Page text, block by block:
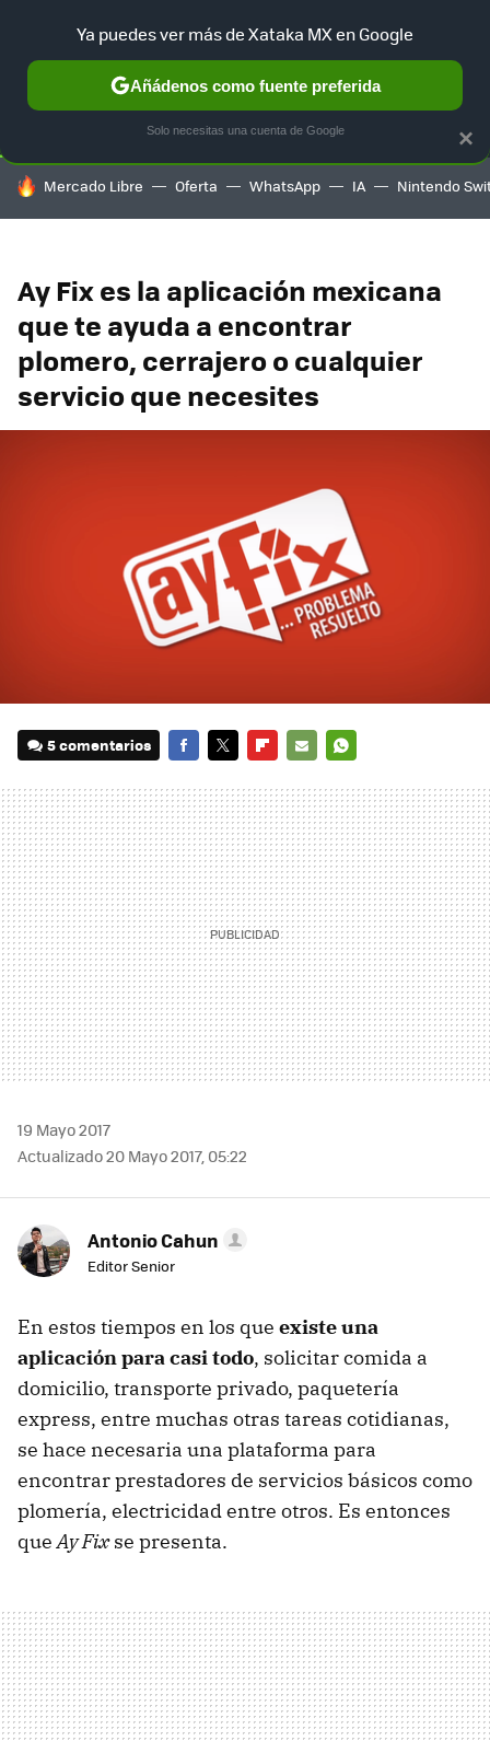
SELECCIÓN GAMING HOME AUTO TERRITORIO
HOY SE HABLA DE
Mercado Libre Oferta WhatsApp IA Nintendo
Ay Fix es la aplicación mexicana
que te ayuda a encontrar
plomero, cerrajero o cualquier
servicio que necesites
5 comentarios
MAIL
19 Mayo 2017
Actualizado 20 Mayo 2017, 05:22
Antonio Cahun
Editor Senior
En estos tiempos en los que existe una
aplicación para casi todo, solicitar comida a
domicilio, transporte privado, paquetería
express, entre muchas otras tareas cotidianas,
se hace necesaria una plataforma para
encontrar prestadores de servicios básicos como
plomería, electricidad entre otros. Es entonces
queAy Fixse presenta.
×
Ya puedes ver más de Xataka MX en Google
Añádenos como fuente preferida
Solo necesitas una cuenta de Google